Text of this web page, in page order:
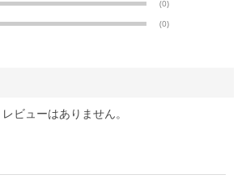
(0)
(0)
レビューはありません。